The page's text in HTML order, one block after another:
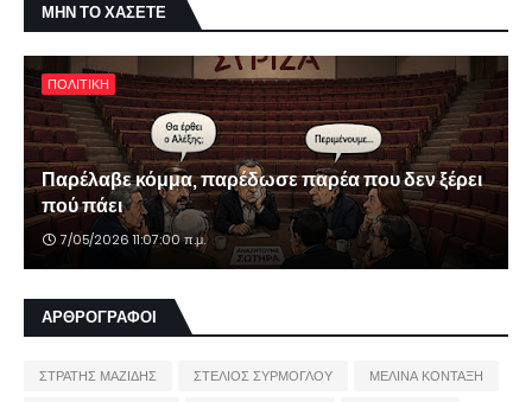
ΜΗΝ ΤΟ ΧΑΣΕΤΕ
ΠΟΛΙΤΙΚΗ
Παρέλαβε κόμμα, παρέδωσε παρέα που δεν ξέρει
πού πάει
7/05/2026 11:07:00 π.μ.
ΑΡΘΡΟΓΡΑΦΟΙ
ΣΤΡΑΤΗΣ ΜΑΖΙΔΗΣ ΣΤΕΛΙΟΣ ΣΥΡΜΟΓΛΟΥ
ΜΕΛΙΝΑ ΚΟΝΤΑΞΗ